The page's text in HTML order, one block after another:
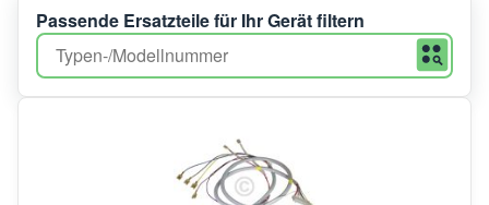
Passende Ersatzteile für Ihr Gerät filtern